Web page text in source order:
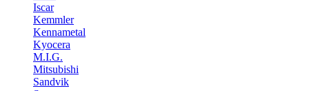
Iscar
Kemmler
Kennametal
Kyocera
M.I.G.
Mitsubishi
Sandvik